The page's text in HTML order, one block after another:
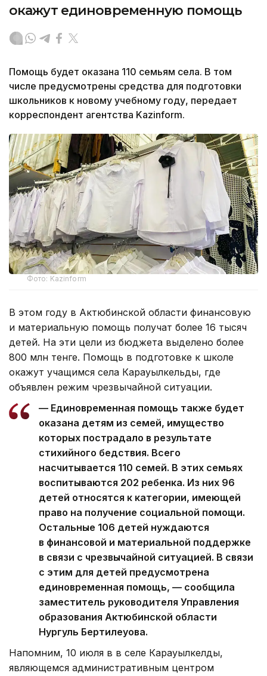
окажут единовременную помощь
Помощь будет оказана 110 семьям села. В том
числе предусмотрены средства для подготовки
школьников к новому учебному году, передает
корреспондент агентства Kazinform.
Фото: Kazinform
В этом году в Актюбинской области финансовую
и материальную помощь получат более 16 тысяч
детей. На эти цели из бюджета выделено более
800 млн тенге. Помощь в подготовке к школе
окажут учащимся села Карауылкельды, где
объявлен режим чрезвычайной ситуации.
— Единовременная помощь также будет
оказана детям из семей, имущество
которых пострадало в результате
стихийного бедствия. Всего
насчитывается 110 семей. В этих семьях
воспитываются 202 ребенка. Из них 96
детей относятся к категории, имеющей
право на получение социальной помощи.
Остальные 106 детей нуждаются
в финансовой и материальной поддержке
в связи с чрезвычайной ситуацией. В связи
с этим для детей предусмотрена
единовременная помощь, — сообщила
заместитель руководителя Управления
образования Актюбинской области
Нургуль Бертилеуова.
Напомним, 10 июля в в селе Карауылкелды,
являющемся административным центром